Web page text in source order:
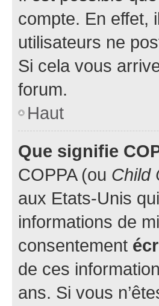
compte. En effet,
utilisateurs ne
Si cela vous
forum.
Haut
Que signifie
COPPA (ou Child
aux Etats-Unis
informations de
consentement
de ces
ans. Si vous